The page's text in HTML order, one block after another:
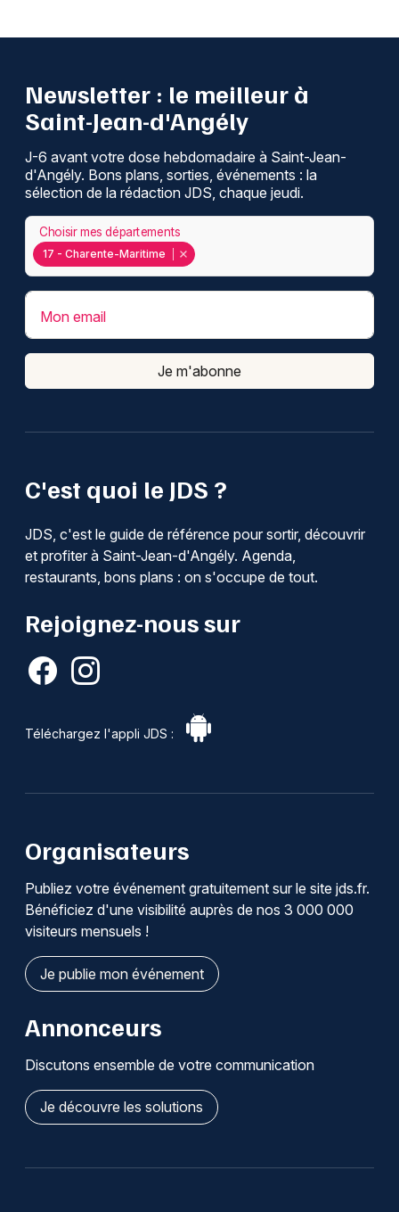
C'est quoi le JDS ?
JDS, c'est le guide de référence pour sortir, découvrir
et profiter à Saint-Jean-d'Angély. Agenda,
restaurants, bons plans : on s'occupe de tout.
Rejoignez-nous sur
Téléchargez l'appli JDS :
Newsletter : le meilleur à
Saint-Jean-d'Angély
J-6 avant votre dose hebdomadaire à Saint-Jean-
d'Angély. Bons plans, sorties, événements : la
sélection de la rédaction JDS, chaque jeudi.
17 - Charente-Maritime
Choisir mes départements
Mon email
Je m'abonne
Organisateurs
Publiez votre événement gratuitement sur le site jds.fr.
Bénéficiez d'une visibilité auprès de nos 3 000 000
visiteurs mensuels !
Je publie mon événement
Annonceurs
Discutons ensemble de votre communication
Je découvre les solutions